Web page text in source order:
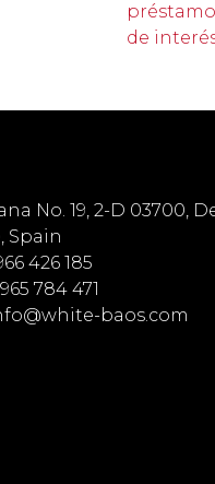
de
No. 19, 2-D 03700,
Spain
426 185
784 471
baos.com